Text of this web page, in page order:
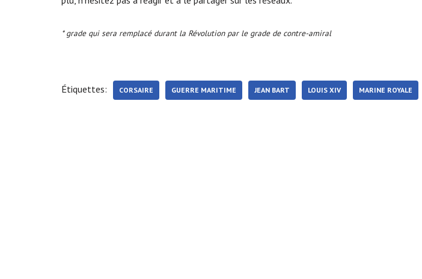
* grade qui sera remplacé durant la Révolution par le grade de contre-amiral
Étiquettes: CORSAIRE GUERRE MARITIME JEAN BART LOUIS XIV MARINE ROYALE